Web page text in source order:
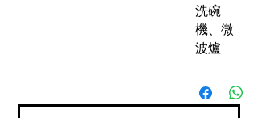
洗碗
機、微
波爐